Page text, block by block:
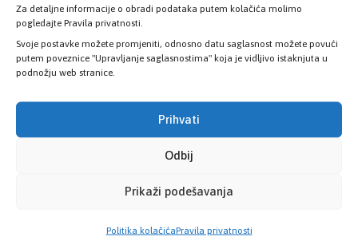
Za detaljne informacije o obradi podataka putem kolačića molimo
pogledajte Pravila privatnosti.
Svoje postavke možete promjeniti, odnosno datu saglasnost možete povući
putem poveznice "Upravljanje saglasnostima" koja je vidljivo istaknjuta u
podnožju web stranice.
Prihvati
Odbij
Prikaži podešavanja
Politika kolačićaPravila privatnosti
+387 33 725 200
+387 33 725 257
Pišite nam
Ložionička br.2, 71 000 Sarajevo
08:00h - 16:00h